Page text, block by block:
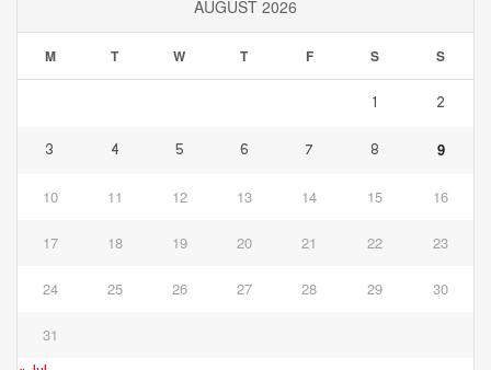
AUGUST 2026
M T W T F S S
1 2
3 4 5 6 7 8 9
10 11 12 13 14 15 16
17 18 19 20 21 22 23
24 25 26 27 28 29 30
31